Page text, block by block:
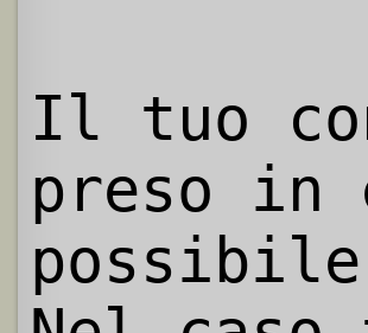
Il tuo
preso in